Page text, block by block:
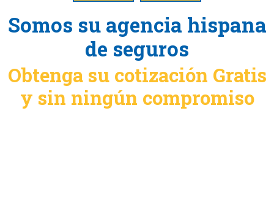
Somos su agencia hispana
de seguros
Obtenga su cotización Gratis
y sin ningún compromiso